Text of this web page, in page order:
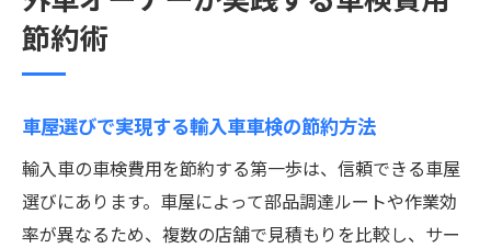
節約術
車屋選びで実現する輸入車車検の節約方法
輸入車の車検費用を節約する第一歩は、信頼できる車屋
選びにあります。車屋によって部品調達ルートや作業効
率が異なるため、複数の店舗で見積もりを比較し、サー